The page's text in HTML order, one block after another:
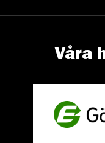
Våra